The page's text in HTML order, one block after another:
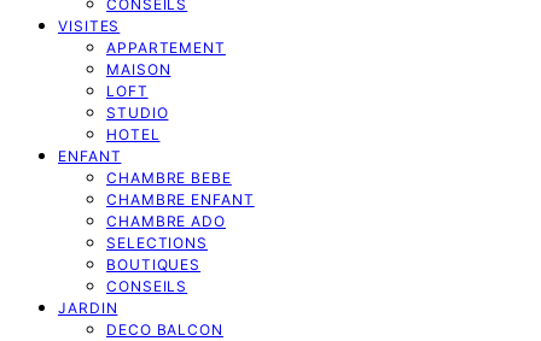
CONSEILS
VISITES
APPARTEMENT
MAISON
LOFT
STUDIO
HOTEL
ENFANT
CHAMBRE BEBE
CHAMBRE ENFANT
CHAMBRE ADO
SELECTIONS
BOUTIQUES
CONSEILS
JARDIN
DECO BALCON